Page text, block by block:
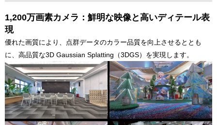
1,200万画素カメラ：鮮明な映像と高いディテール表
現
優れた画質により、点群データのカラー品質を向上させるととも
に、高品質な3D Gaussian Splatting（3DGS）を実現します。